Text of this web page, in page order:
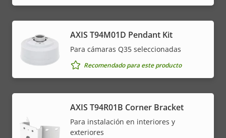
AXIS T94M01D Pendant Kit
Para cámaras Q35 seleccionadas
Recomendado para este producto
AXIS T94R01B Corner Bracket
Para instalación en interiores y
exteriores